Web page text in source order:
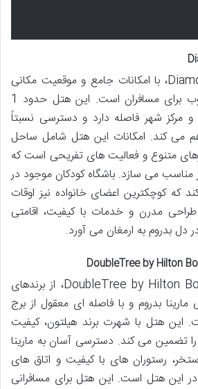
هتل Diamond of Bodrum، با امکانات جامع و موقعیت مکانی
مطلوب، گزینه ای محبوب برای مسافران است. این هتل حدود 1
و مرکز شهر فاصله دارد و دسترسی نسبتاً
می کند. امکانات این هتل شامل ساحل
متنوع و فعالیت های تفریحی است که
مناسب می سازد. باشگاه کودکان موجود در
که کوچکترین اعضای خانواده نیز اوقات
مدرن و خدمات با کیفیت، اقامتی
دل بدروم به ارمغان می آورد.
DoubleTree by Hilton Bodrum Marina Vista، از برندهای
مارینا بدروم و با فاصله ای معقول از برج
این هتل با شهرت برند هیلتون، کیفیت
تضمین می کند. دسترسی آسان به مارینا
رستوران های با کیفیت و اتاق های
در این هتل است. این هتل برای مسافرانی